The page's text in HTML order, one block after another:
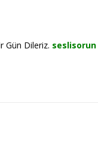
Gün Dileriz. seslisorun